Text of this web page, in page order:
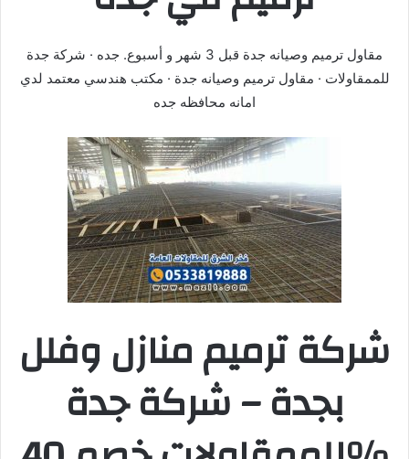
مقاول ترميم وصيانه جدة قبل 3 شهر و أسبوع. جده · شركة جدة
للممقاولات · مقاول ترميم وصيانه جدة · مكتب هندسي معتمد لدي
امانه محافظه جده
شركة ترميم منازل وفلل
بجدة – شركة جدة